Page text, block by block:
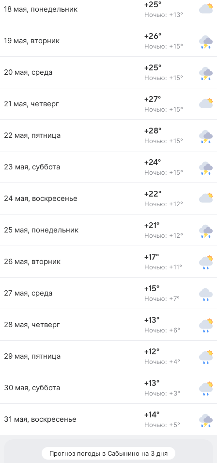
18 мая, понедельник +25°
Ночью: +13°
19 мая, вторник +26°
Ночью: +15°
20 мая, среда +25°
Ночью: +15°
21 мая, четверг +27°
Ночью: +15°
22 мая, пятница +28°
Ночью: +15°
23 мая, суббота +24°
Ночью: +15°
24 мая, воскресенье +22°
Ночью: +12°
25 мая, понедельник +21°
Ночью: +12°
26 мая, вторник +17°
Ночью: +11°
27 мая, среда +15°
Ночью: +7°
28 мая, четверг +13°
Ночью: +6°
29 мая, пятница +12°
Ночью: +4°
30 мая, суббота +13°
Ночью: +3°
31 мая, воскресенье +14°
Ночью: +5°
Прогноз погоды в Сабынино на 3 дня